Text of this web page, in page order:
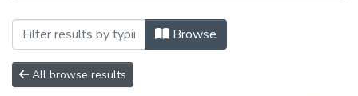
Browsing Вісник НТУУ «КПІ».
Browse
All browse results